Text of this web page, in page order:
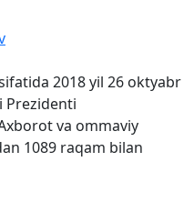
2018 yil 26 oktyabr
Prezidenti
va ommaviy
1089 raqam bilan